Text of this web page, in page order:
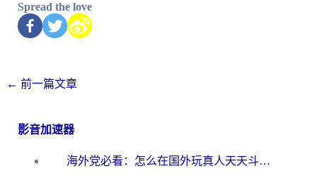
Spread the love
← 前一篇文章
影音加速器
海外党必看：怎么在国外玩真人天天斗地主？附证券开户、音乐定位修改全攻略